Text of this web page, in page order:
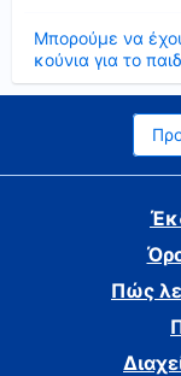
Μπορούμε να
κούνια για το
Πώς